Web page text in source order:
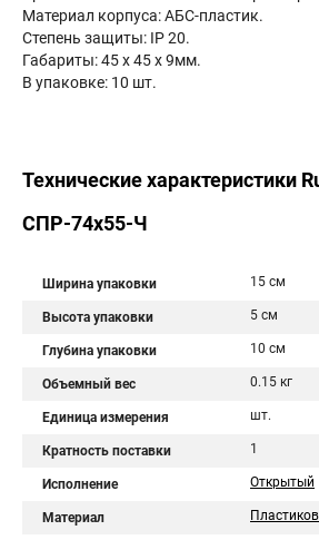
Материал корпуса: АБС-пластик.
Степень защиты: IP 20.
Габариты: 45 x 45 x 9мм.
В упаковке: 10 шт.
Технические характеристики
СПР-74х55-Ч
Ширина упаковки 15 см
Высота упаковки 5 см
Глубина упаковки 10 см
Объемный вес 0.15 кг
Единица измерения шт.
Кратность поставки 1
Исполнение Открытый
Материал